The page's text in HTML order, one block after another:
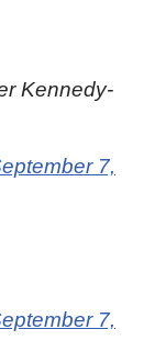
Kennedy-
7,
7,